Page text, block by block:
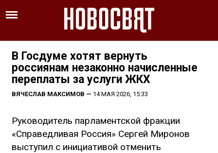
В Госдуме хотят вернуть
россиянам незаконно начисленные
переплаты за услуги ЖКХ
ВЯЧЕСЛАВ МАКСИМОВ — 14 МАЯ 2026, 15:33
Руководитель парламентской фракции
«Справедливая Россия» Сергей Миронов
выступил с инициативой отменить